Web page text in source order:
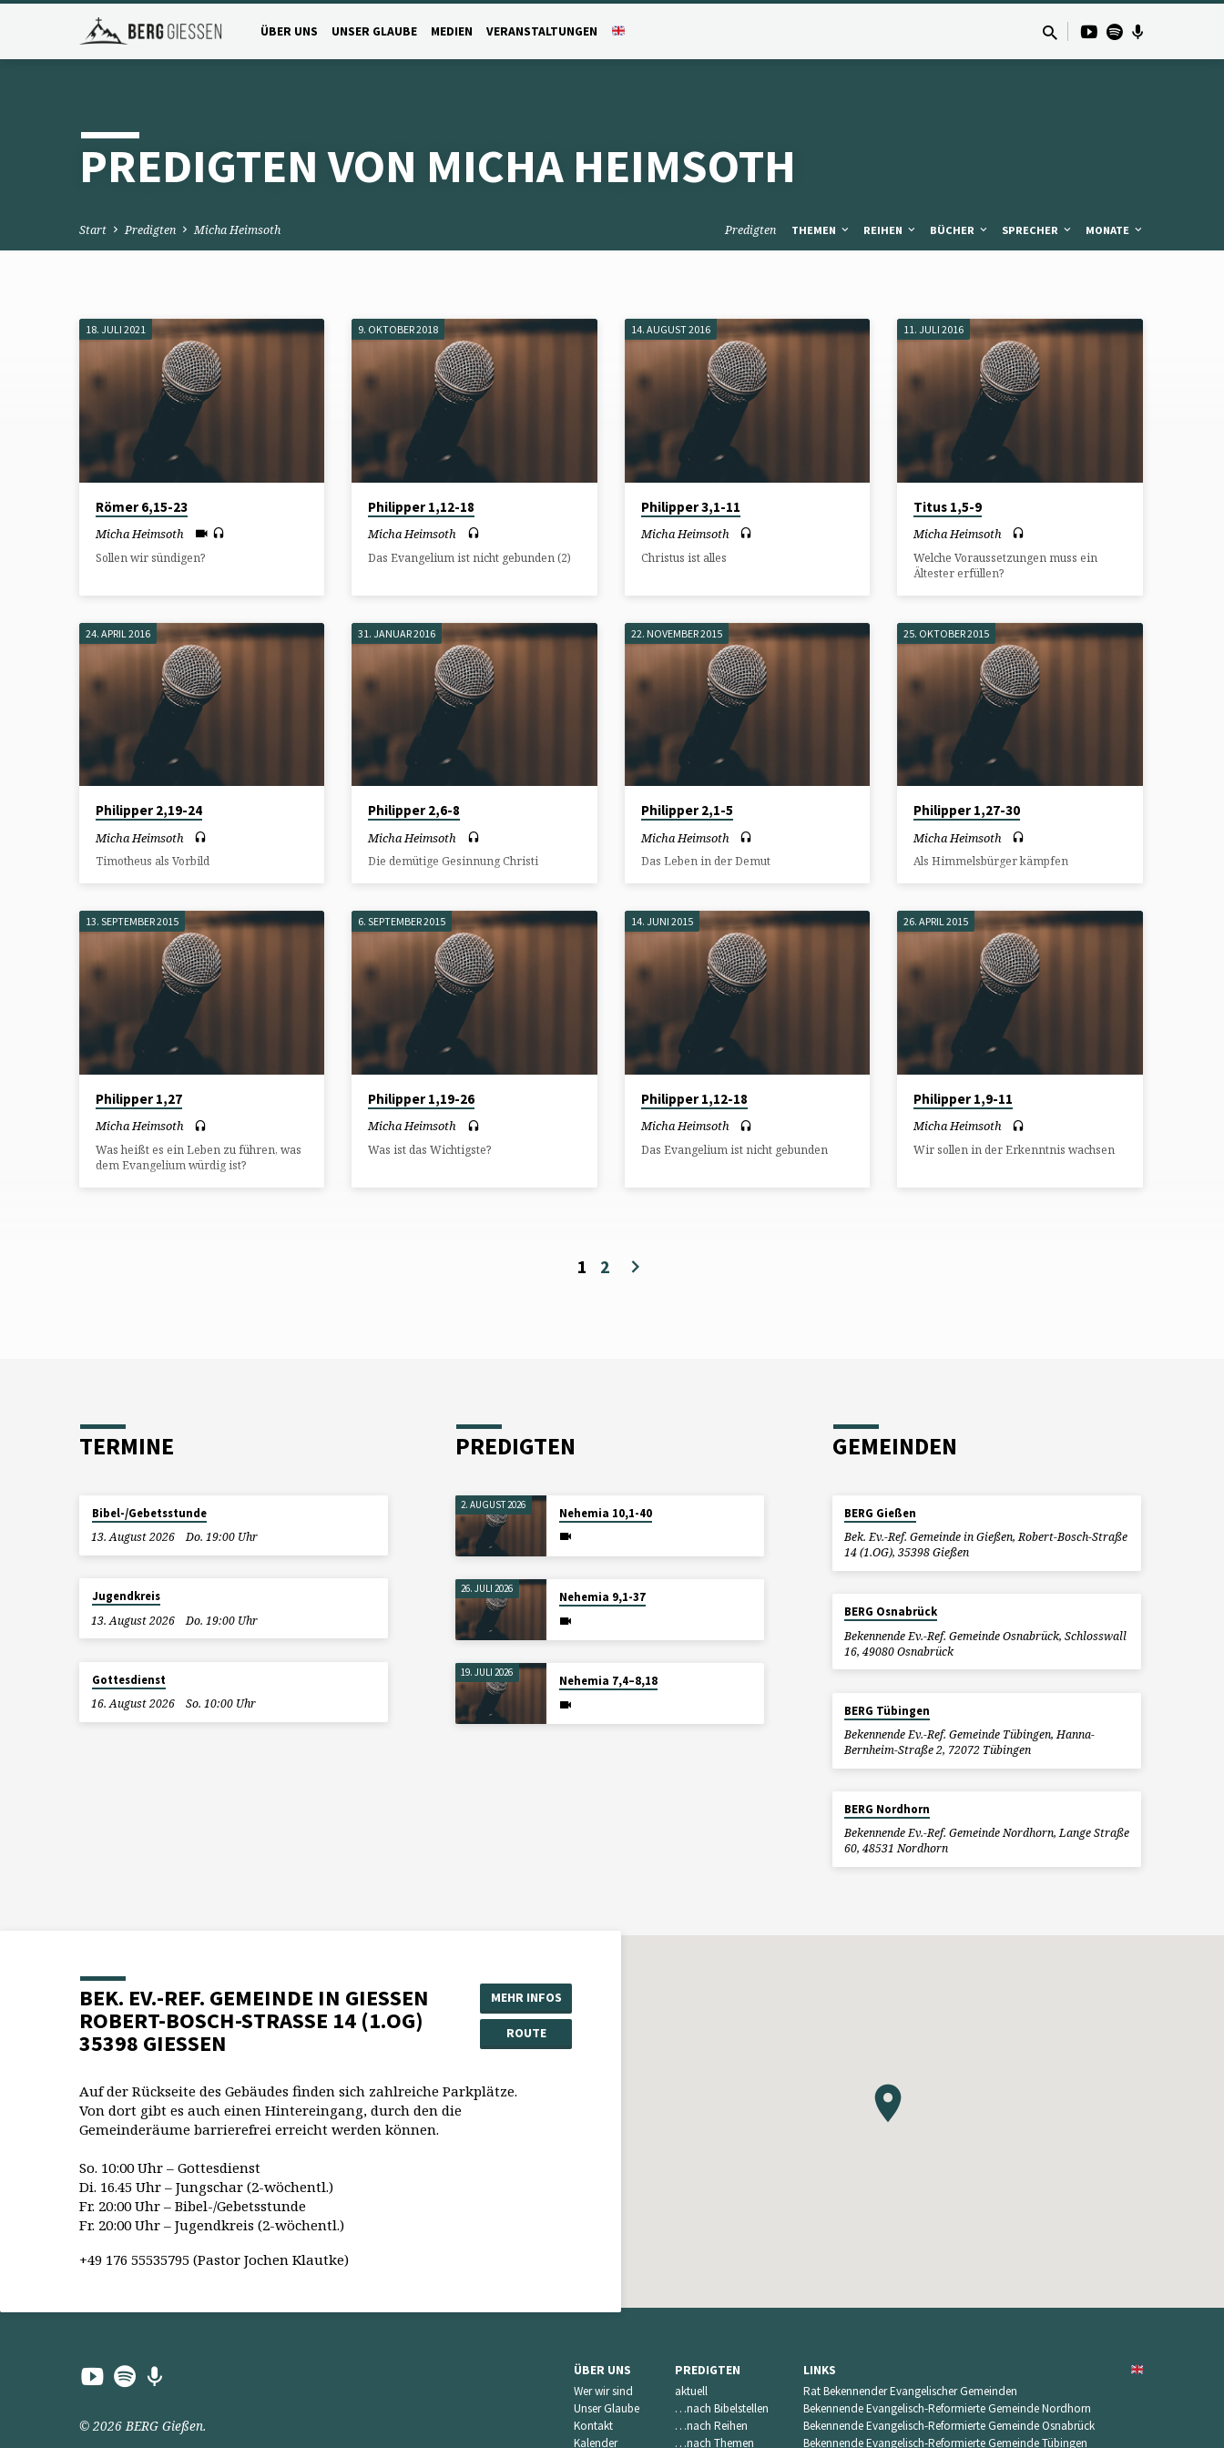
ÜBER UNS UNSER GLAUBE MEDIEN VERANSTALTUNGEN
PREDIGTEN VON MICHA HEIMSOTH
Start Predigten Micha Heimsoth Predigten THEMEN REIHEN BÜCHER SPRECHER MONATE
PREDIGTEN
VON
MICHA
HEIMSOTH
18. JULI 2021
Römer 6,15-23
Micha Heimsoth
Sollen wir sündigen?
9. OKTOBER 2018
Philipper 1,12-18
Micha Heimsoth
Das Evangelium ist nicht gebunden (2)
14. AUGUST 2016
Philipper 3,1-11
Micha Heimsoth
Christus ist alles
11. JULI 2016
Titus 1,5-9
Micha Heimsoth
Welche Voraussetzungen muss ein
Ältester erfüllen?
24. APRIL 2016
Philipper 2,19-24
Micha Heimsoth
Timotheus als Vorbild
31. JANUAR 2016
Philipper 2,6-8
Micha Heimsoth
Die demütige Gesinnung Christi
22. NOVEMBER 2015
Philipper 2,1-5
Micha Heimsoth
Das Leben in der Demut
25. OKTOBER 2015
Philipper 1,27-30
Micha Heimsoth
Als Himmelsbürger kämpfen
13. SEPTEMBER 2015
Philipper 1,27
Micha Heimsoth
Was heißt es ein Leben zu führen, was
dem Evangelium würdig ist?
6. SEPTEMBER 2015
Philipper 1,19-26
Micha Heimsoth
Was ist das Wichtigste?
14. JUNI 2015
Philipper 1,12-18
Micha Heimsoth
Das Evangelium ist nicht gebunden
26. APRIL 2015
Philipper 1,9-11
Micha Heimsoth
Wir sollen in der Erkenntnis wachsen
1 2
TERMINE
Bibel-/Gebetsstunde
13. August 2026
Do. 19:00 Uhr
Jugendkreis
13. August 2026
Do. 19:00 Uhr
Gottesdienst
16. August 2026
So. 10:00 Uhr
PREDIGTEN
2. AUGUST 2026
Nehemia 10,1-40
26. JULI 2026
Nehemia 9,1-37
19. JULI 2026
Nehemia 7,4–8,18
GEMEINDEN
BERG Gießen
Bek. Ev.-Ref. Gemeinde in Gießen, Robert-Bosch-Straße
14 (1.OG), 35398 Gießen
BERG Osnabrück
Bekennende Ev.-Ref. Gemeinde Osnabrück, Schlosswall
16, 49080 Osnabrück
BERG Tübingen
Bekennende Ev.-Ref. Gemeinde Tübingen, Hanna-
Bernheim-Straße 2, 72072 Tübingen
BERG Nordhorn
Bekennende Ev.-Ref. Gemeinde Nordhorn, Lange Straße
60, 48531 Nordhorn
BEK. EV.-REF. GEMEINDE IN GIESSEN
ROBERT-BOSCH-STRASSE 14 (1.OG)
35398 GIESSEN
MEHR INFOS
ROUTE
Auf der Rückseite des Gebäudes finden sich zahlreiche Parkplätze.
Von dort gibt es auch einen Hintereingang, durch den die
Gemeinderäume barrierefrei erreicht werden können.
So. 10:00 Uhr – Gottesdienst
Di. 16.45 Uhr – Jungschar (2-wöchentl.)
Fr. 20:00 Uhr – Bibel-/Gebetsstunde
Fr. 20:00 Uhr – Jugendkreis (2-wöchentl.)
+49 176 55535795 (Pastor Jochen Klautke)
© 2026 BERG Gießen.
ÜBER UNS
Wer wir sind
Unser Glaube
Kontakt
Kalender
PREDIGTEN
aktuell
…nach Bibelstellen
…nach Reihen
…nach Themen
LINKS
Rat Bekennender Evangelischer Gemeinden
Bekennende Evangelisch-Reformierte Gemeinde Nordhorn
Bekennende Evangelisch-Reformierte Gemeinde Osnabrück
Bekennende Evangelisch-Reformierte Gemeinde Tübingen